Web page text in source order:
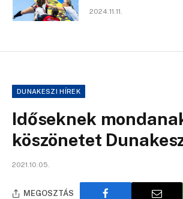
2024.11.11.
DUNAKESZI HÍREK
Időseknek
köszönetet
2021.10.05.
MEGOSZTÁS